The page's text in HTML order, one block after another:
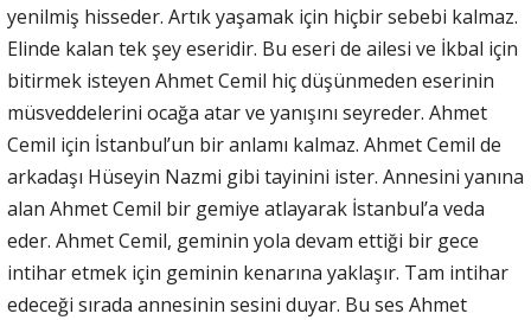
yenilmiş hisseder. Artık yaşamak için hiçbir sebebi kalmaz.
Elinde kalan tek şey eseridir. Bu eseri de ailesi ve İkbal için
bitirmek isteyen Ahmet Cemil hiç düşünmeden eserinin
müsveddelerini ocağa atar ve yanışını seyreder. Ahmet
Cemil için İstanbul’un bir anlamı kalmaz. Ahmet Cemil de
arkadaşı Hüseyin Nazmi gibi tayinini ister. Annesini yanına
alan Ahmet Cemil bir gemiye atlayarak İstanbul’a veda
eder. Ahmet Cemil, geminin yola devam ettiği bir gece
intihar etmek için geminin kenarına yaklaşır. Tam intihar
edeceği sırada annesinin sesini duyar. Bu ses Ahmet